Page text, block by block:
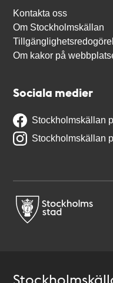
Kontakta oss
Om Stockholmskällan
Om kakor på
Sociala medier
Stockholmskällan
Stockholmskällan